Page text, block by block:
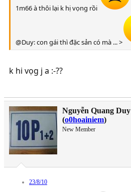
1m66 à thôi lại k hị vọng rồi
@Duy: con gái thì đặc sản có mà ... >
k hi vọg j a :-??
Nguyễn Quang Duy
(o0hoainiem)
New Member
23/8/10